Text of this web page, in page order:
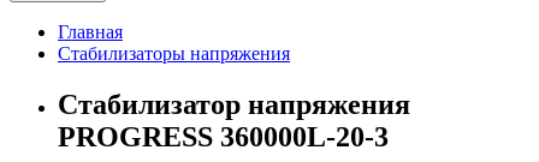
Главная
Стабилизаторы напряжения
Стабилизатор напряжения
PROGRESS 360000L-20-3